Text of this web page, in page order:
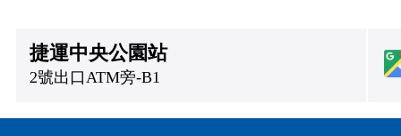
捷運中央公園站
2號出口ATM旁-B1